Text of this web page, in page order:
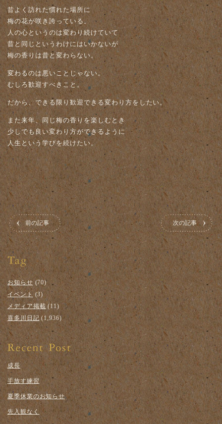
昔よく訪れた慣れた場所に
梅の花が咲き誇っている。
人の心というのは変わり続けていて
昔と同じというわけにはいかないが
梅の香りは昔と変わらない。
変わるのは悪いことじゃない。
むしろ歓迎すべきこと。
だから、できる限り歓迎できる変わり方をしたい。
また来年、同じ梅の香りを楽しむとき
少しでも良い変わり方ができるように
人生という学びを続けたい。
前の記事 次の記事
お知らせ(70)
イベント(3)
メディア掲載(11)
喜多川日記(1,936)
成長
手放す練習
夏季休業のお知らせ
先入観なく